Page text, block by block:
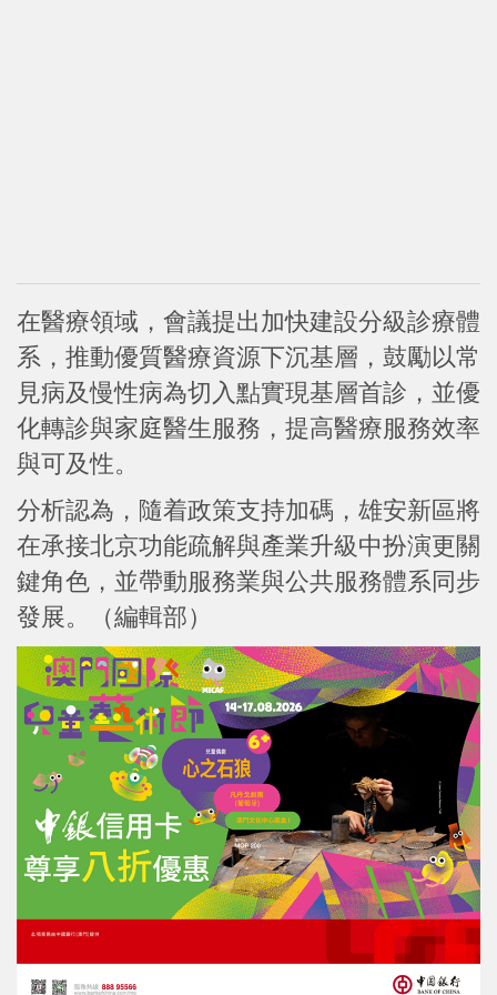
在醫療領域，會議提出加快建設分級診療體
系，推動優質醫療資源下沉基層，鼓勵以常
見病及慢性病為切入點實現基層首診，並優
化轉診與家庭醫生服務，提高醫療服務效率
與可及性。
分析認為，隨着政策支持加碼，雄安新區將
在承接北京功能疏解與產業升級中扮演更關
鍵角色，並帶動服務業與公共服務體系同步
發展。（編輯部）